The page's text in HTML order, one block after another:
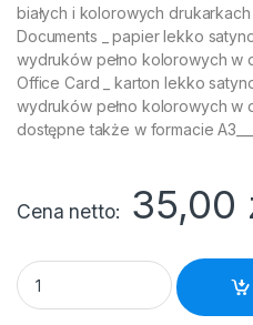
białych i kolorowych
Documents _ papier lekko
wydruków pełno kolorowych w
Office Card _ karton lekko
wydruków pełno kolorowych w
dostępne także w formacie
Cena netto 35,00
Papier xero A4 NAVIGATOR